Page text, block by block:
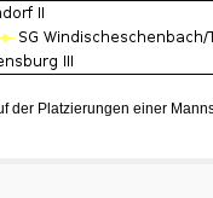
der Platzierungen einer